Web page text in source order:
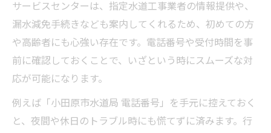
サービスセンターは、指定水道工事業者の情報提供や、
漏水減免手続きなども案内してくれるため、初めての方
や高齢者にも心強い存在です。電話番号や受付時間を事
前に確認しておくことで、いざという時にスムーズな対
応が可能になります。
例えば「小田原市水道局 電話番号」を手元に控えておく
と、夜間や休日のトラブル時にも慌てずに済みます。行